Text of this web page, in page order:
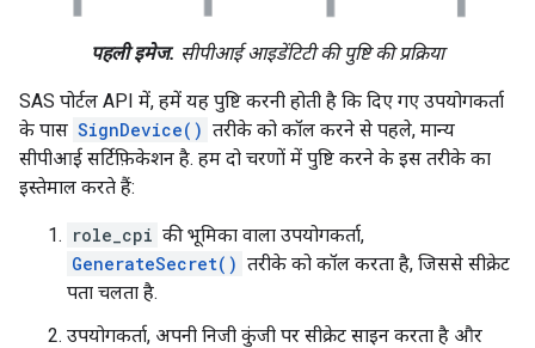
पहली इमेज. सीपीआई आइडेंटिटी की पुष्टि की प्रक्रिया
SAS पोर्टल API में, हमें यह पुष्टि करनी होती है कि दिए गए उपयोगकर्ता
के पास SignDevice() तरीके को कॉल करने से पहले, मान्य
सीपीआई सर्टिफ़िकेशन है. हम दो चरणों में पुष्टि करने के इस तरीके का
इस्तेमाल करते हैं:
role_cpi की भूमिका वाला उपयोगकर्ता,
GenerateSecret() तरीके को कॉल करता है, जिससे सीक्रेट
पता चलता है.
उपयोगकर्ता, अपनी निजी कुंजी पर सीक्रेट साइन करता है और